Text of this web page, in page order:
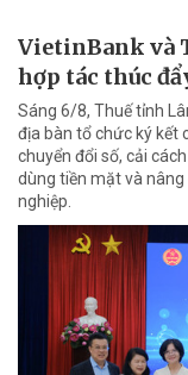
VietinBank và
hợp tác thúc
Sáng 6/8, Thuế tỉnh
địa bàn tổ chức ký kết
chuyển đổi số, cải
dùng tiền mặt và
nghiệp.